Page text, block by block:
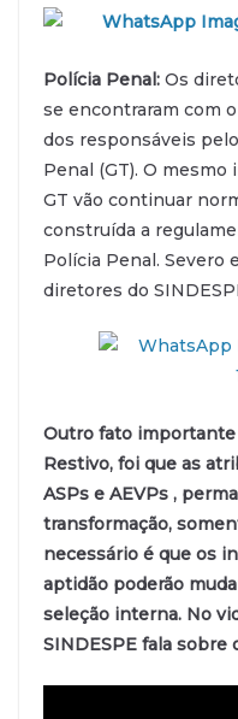
Polícia Penal: Os
se encontraram com
dos responsáveis
Penal (GT). O
GT vão continuar
construída a
Polícia Penal. Severo
diretores do
Outro fato
Restivo, foi que as
ASPs e AEVPs ,
transformação,
necessário é que os
aptidão poderão
seleção interna. No
SINDESPE fala sobre